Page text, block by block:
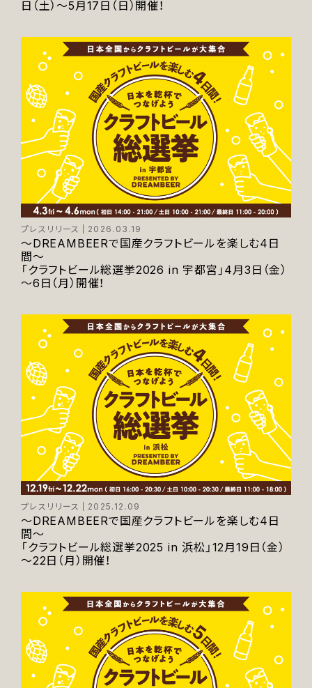
日（土）～5月17日（日）開催！
プレスリリース 2026.03.19
～DREAMBEERで国産クラフトビールを楽しむ4日
間～
「クラフトビール総選挙2026 in 宇都宮」4月3日（金）
～6日（月）開催！
プレスリリース 2025.12.09
～DREAMBEERで国産クラフトビールを楽しむ4日
間～
「クラフトビール総選挙2025 in 浜松」12月19日（金）
～22日（月）開催！